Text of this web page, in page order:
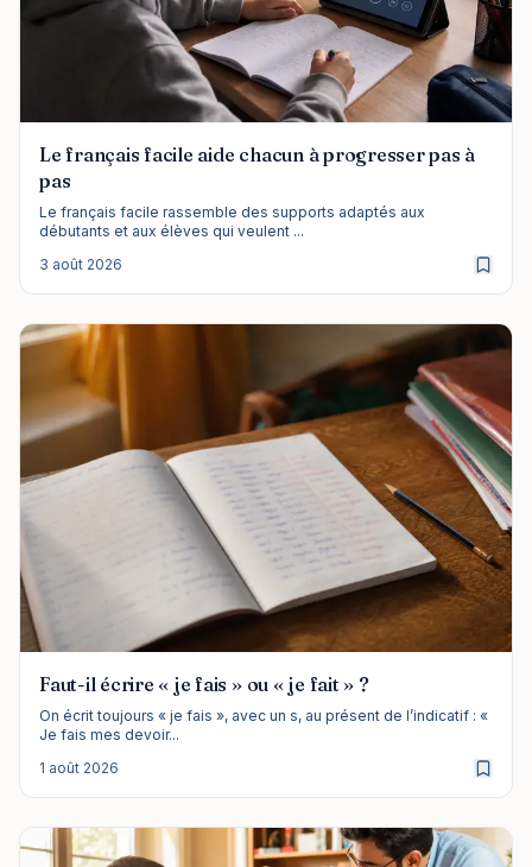
Le français facile aide chacun à progresser pas à
pas
Le français facile rassemble des supports adaptés aux
débutants et aux élèves qui veulent ...
3 août 2026
Faut-il écrire « je fais » ou « je fait » ?
On écrit toujours « je fais », avec un s, au présent de l’indicatif : «
Je fais mes devoir...
1 août 2026